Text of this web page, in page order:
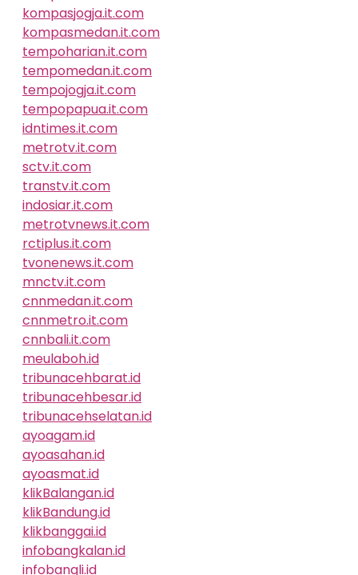
kompasjogja.it.com
kompasmedan.it.com
tempoharian.it.com
tempomedan.it.com
tempojogja.it.com
tempopapua.it.com
idntimes.it.com
metrotv.it.com
sctv.it.com
transtv.it.com
indosiar.it.com
metrotvnews.it.com
rctiplus.it.com
tvonenews.it.com
mnctv.it.com
cnnmedan.it.com
cnnmetro.it.com
cnnbali.it.com
meulaboh.id
tribunacehbarat.id
tribunacehbesar.id
tribunacehselatan.id
ayoagam.id
ayoasahan.id
ayoasmat.id
klikBalangan.id
klikBandung.id
klikbanggai.id
infobangkalan.id
infobangli.id